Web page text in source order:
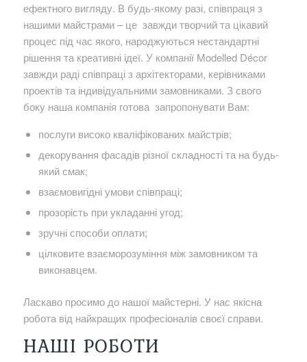
ефектного вигляду. В будь-якому разі, співпраця з
нашими майстрами – це завжди творчий та цікавий
процес під час якого, народжуються нестандартні
рішення та креативні ідеї. У компанії Modelled Décor
завжди раді співпраці з архітекторами, керівниками
проектів та індивідуальними замовниками. З свого
боку наша компанія готова запропонувати Вам:
послуги високо кваліфікованих майстрів;
декорування фасадів різної складності та на будь-
який смак;
взаємовигідні умови співпраці;
прозорість при укладанні угод;
зручні способи оплати;
цілковите взаєморозуміння між замовником та
виконавцем.
Ласкаво просимо до нашої майстерні. У нас якісна
робота від найкращих професіоналів своєї справи.
НАШІ РОБОТИ